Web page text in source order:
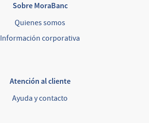
Sobre MoraBanc
Quienes somos
Información corporativa
Atención al cliente
Ayuda y contacto